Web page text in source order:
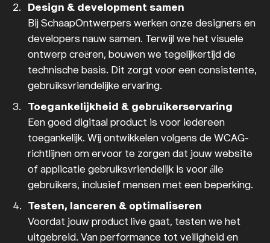
Design & development samen
Bij SchaapOntwerpers werken onze designers en
developers nauw samen. Terwijl we het visuele
ontwerp creëren, bouwen we tegelijkertijd de
technische basis. Dit zorgt voor een consistente,
gebruiksvriendelijke ervaring.
Toegankelijkheid & gebruikerservaring
Een goed digitaal product is voor iedereen
toegankelijk. Wij ontwikkelen volgens de WCAG-
richtlijnen om ervoor te zorgen dat jouw website
of applicatie gebruiksvriendelijk is voor álle
gebruikers, inclusief mensen met een beperking.
Testen, lanceren & optimaliseren
Voordat jouw product live gaat, testen we het
uitgebreid. Van performance tot veiligheid en